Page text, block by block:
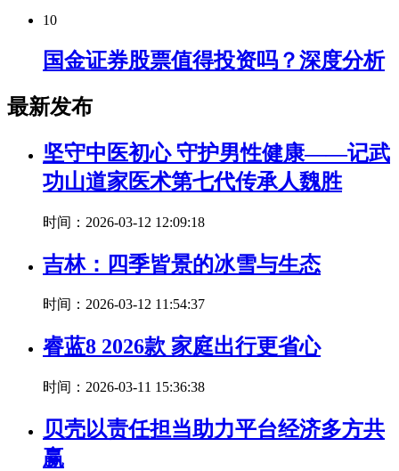
10
国金证券股票值得投资吗？深度分析
最新发布
坚守中医初心 守护男性健康——记武
功山道家医术第七代传承人魏胜
时间：2026-03-12 12:09:18
吉林：四季皆景的冰雪与生态
时间：2026-03-12 11:54:37
睿蓝8 2026款 家庭出行更省心
时间：2026-03-11 15:36:38
贝壳以责任担当助力平台经济多方共
赢